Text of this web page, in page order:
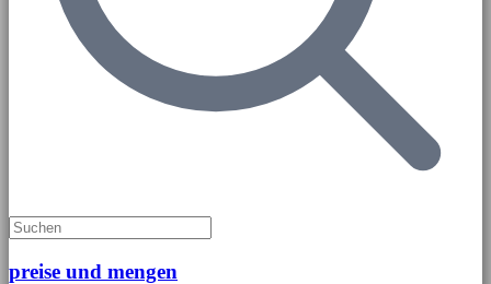
preise und mengen